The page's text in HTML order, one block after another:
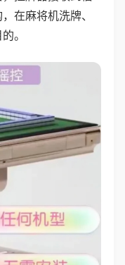
在麻将机洗牌、
。